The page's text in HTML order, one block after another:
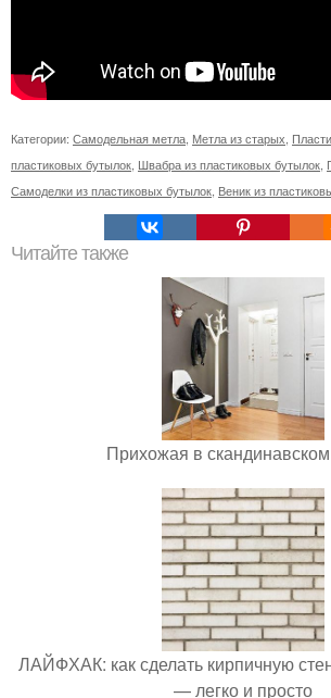
Категории: Самодельная метла Метла из старых
пластиковых бутылок Швабра из пластиковых бутылок
Самоделки из пластиковых бутылок Веник из
Читайте также
Прихожая в
ЛАЙФХАК: как сделать кирпичную
— легко и просто